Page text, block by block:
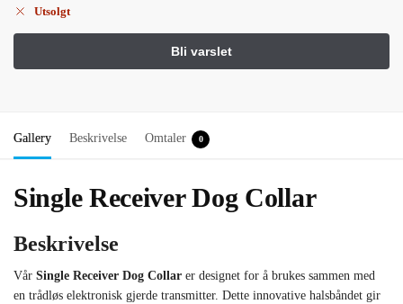
Utsolgt
Gallery Beskrivelse Omtaler 0
Single Receiver Dog Collar
Beskrivelse
Vår Single Receiver Dog Collar er designet for å brukes sammen med
en trådløs elektronisk gjerde transmitter. Dette innovative halsbåndet gir